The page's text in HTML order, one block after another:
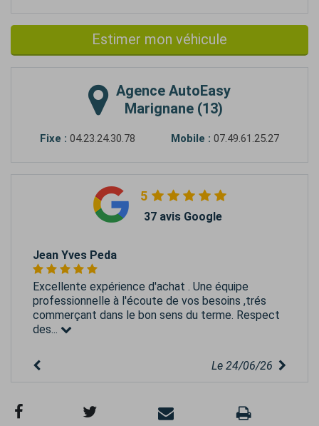
Estimer mon véhicule
Agence AutoEasy
Marignane (13)
Fixe : 04.23.24.30.78 Mobile : 07.49.61.25.27
5
37 avis Google
Jean Yves Peda
Excellente expérience d'achat . Une équipe
professionnelle à l'écoute de vos besoins ,trés
commerçant dans le bon sens du terme. Respect
des...
Le 24/06/26